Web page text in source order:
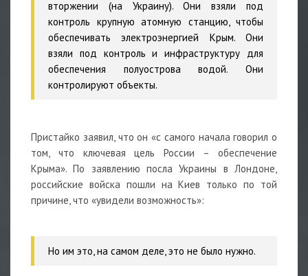
вторжении (на Украину). Они взяли под
контроль крупную атомную станцию, чтобы
обеспечивать электроэнергией Крым. Они
взяли под контроль и инфраструктуру для
обеспечения полуострова водой. Они
контролируют объекты.
Пристайко заявил, что он «с самого начала говорил о
том, что ключевая цель России – обеспечение
Крыма». По заявлению посла Украины в Лондоне,
российские войска пошли на Киев только по той
причине, что «увидели возможность»:
Но им это, на самом деле, это не было нужно.